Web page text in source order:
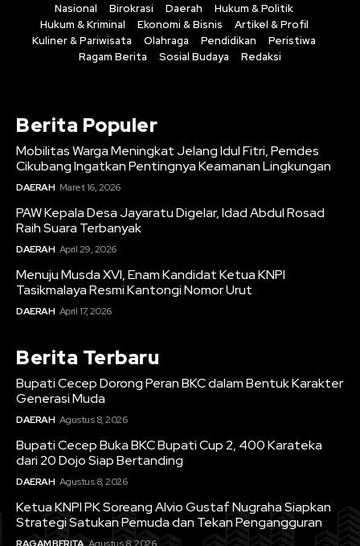
Nasional Birokrasi Daerah
Hukum & Politik
Hukum & Kriminal
Ekonomi & Bisnis
Artikel & Profil
Kuliner & Pariwisata
Olahraga Pendidikan
Peristiwa
Ragam Berita
Sosial Budaya Redaksi
Berita Populer
Mobilitas Warga Meningkat Jelang Idul Fitri, Pemdes
Cikubang Ingatkan Pentingnya Keamanan Lingkungan
DAERAH Maret 16, 2026
PAW Kepala Desa Jayaratu Digelar, Idad Abdul Rosad
Raih Suara Terbanyak
DAERAH April 29, 2026
Menuju Musda XVI, Enam Kandidat Ketua KNPI
Tasikmalaya Resmi Kantongi Nomor Urut
DAERAH April 17, 2026
Berita Terbaru
Bupati Cecep Dorong Peran BKC dalam Bentuk Karakter
Generasi Muda
DAERAH Agustus 8, 2026
Bupati Cecep Buka BKC Bupati Cup 2, 400 Karateka
dari 20 Dojo Siap Bertanding
DAERAH Agustus 8, 2026
Ketua KNPI PK Soreang Alvio Gustaf Nugraha Siapkan
Strategi Satukan Pemuda dan Tekan Pengangguran
RAGAM BERITA Agustus 8, 2026